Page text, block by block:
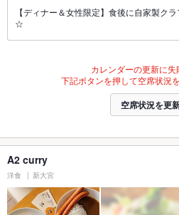
【ディナー＆女性限定】食後に自家製ク
☆
カレンダーの更新に失
下記ボタンを押して空席状況
空席状況を更
A2 curry
洋食 新大宮